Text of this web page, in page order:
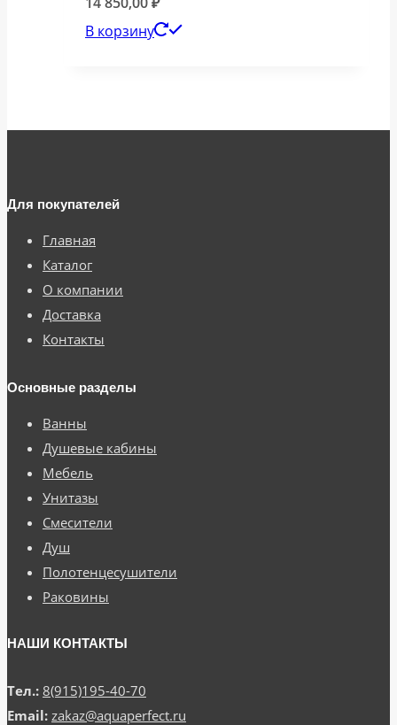
В корзину
Для покупателей
Главная
Каталог
О компании
Доставка
Контакты
Основные разделы
Ванны
Душевые кабины
Мебель
Унитазы
Смесители
Душ
Полотенцесушители
Раковины
НАШИ КОНТАКТЫ
Тел.: 8(915)195-40-70
Email: zakaz@aquaperfect.ru